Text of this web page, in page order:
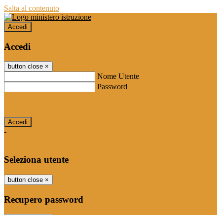
Salta al contenuto
Accedi
Accedi
button close ×
Nome Utente
Password
-
Seleziona utente
button close ×
Recupero password